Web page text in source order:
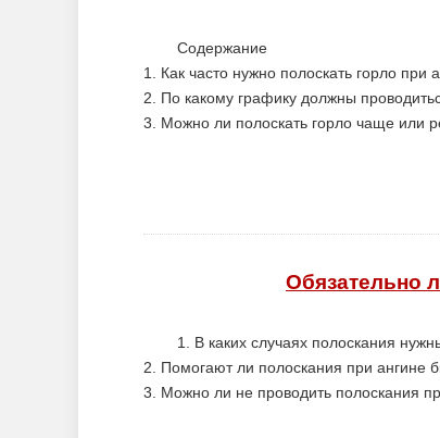
Содержание
1. Как часто нужно полоскать горло при
2. По какому графику должны
3. Можно ли полоскать горло чаще или
Обязательно
1. В каких случаях полоскания
2. Помогают ли полоскания при ангине
3. Можно ли не проводить полоскания